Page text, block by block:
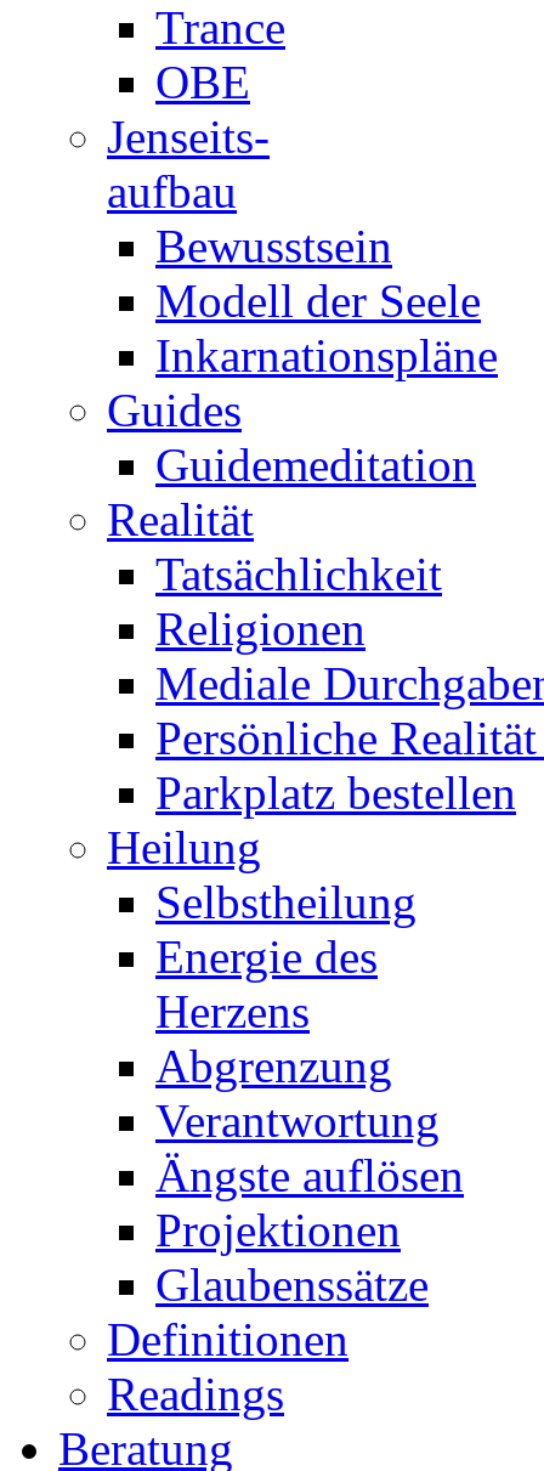
Trance
OBE
Jenseits-
aufbau
Bewusstsein
Modell der Seele
Inkarnationspläne
Guides
Guidemeditation
Realität
Tatsächlichkeit
Religionen
Mediale
Persönliche
Parkplatz bestellen
Heilung
Selbstheilung
Energie des
Herzens
Abgrenzung
Verantwortung
Ängste auflösen
Projektionen
Glaubenssätze
Definitionen
Readings
Beratung